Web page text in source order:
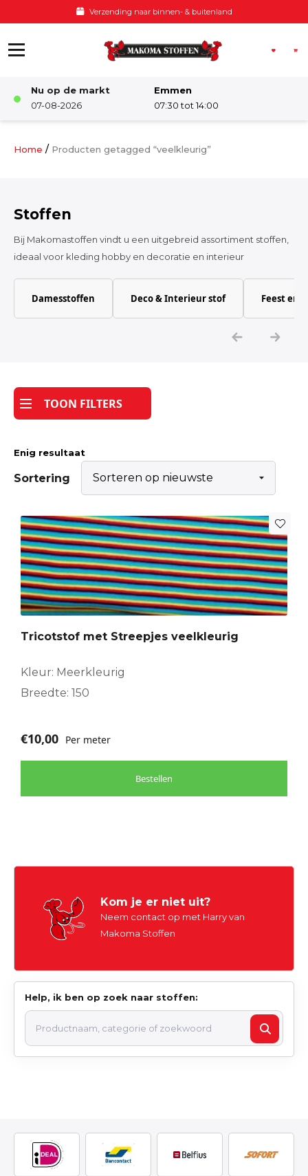
Verzending naar binnen- & buitenland
Nu op de markt
07-08-2026
Emmen
07:30 tot 14:00
Damesstoffen
Katoen
Tijdpakker stof
Home / Producten getagged “veelkleurig”
Stoffen
Bij Makomastoffen vindt u een uitgebreid assortiment stoffen,
ideaal voor kleding hobby en decoratie en interieur
Damesstoffen Deco & Interieur stof Feest en
TOON FILTERS
Enig resultaat
Sortering
Tricotstof met Streepjes veelkleurig
Kleur: Meerkleurig
Breedte: 150
€10,00 Per meter
Bestellen
Kom je er niet uit?
Neem contact op met Harry van
Makoma Stoffen
Help, ik ben op zoek naar stoffen: